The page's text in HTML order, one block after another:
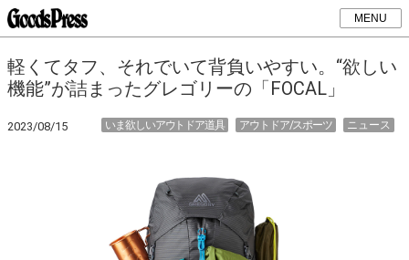
MENU
軽くてタフ、それでいて背負いやすい。“欲しい
機能”が詰まったグレゴリーの「FOCAL」
2023/08/15 ニュース
アウトドア/スポーツ
いま欲しいアウトドア道具